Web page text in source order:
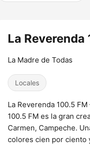
La
La Madre de Todas
Locales
La Reverenda 100.5
100.5 FM es la gran
Carmen, Campeche.
colores cien por ciento